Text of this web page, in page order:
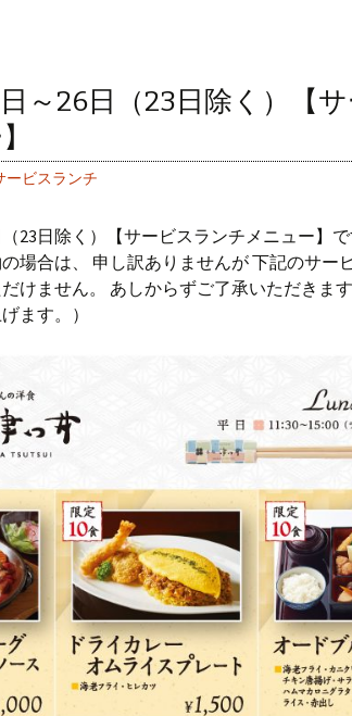
～26日（23日除く）【
ービスランチ
23日除く）【サービスランチメニュー】で
の場合は、 申し訳ありませんが 下記のサー
けません。 あしからずご了承いただきます
ます。）